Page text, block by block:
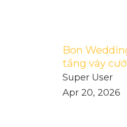
Bon
tầng váy
Super User
Apr 20, 2026